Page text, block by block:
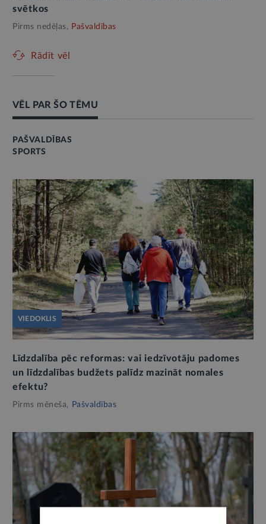
svētkos
Pirms nedēļas, Pašvaldības
Rādīt vēl
VĒL PAR ŠO TĒMU
PAŠVALDĪBAS
SPORTS
VIEDOKLIS
Līdzdalība pēc reformas: vai iedzīvotāju padomes
un līdzdalības budžets palīdz mazināt nomales
efektu?
Pirms mēneša, Pašvaldības